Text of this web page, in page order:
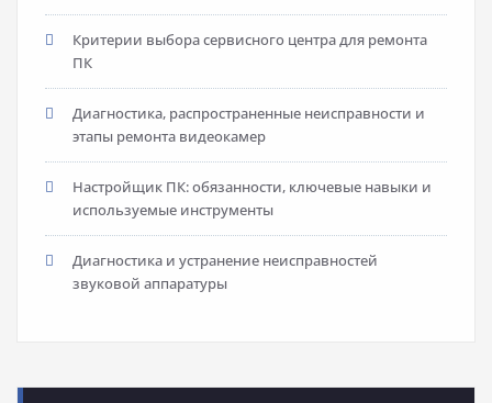
Критерии выбора сервисного центра для ремонта
ПК
Диагностика, распространенные неисправности и
этапы ремонта видеокамер
Настройщик ПК: обязанности, ключевые навыки и
используемые инструменты
Диагностика и устранение неисправностей
звуковой аппаратуры